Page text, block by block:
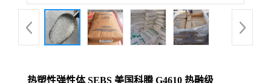
热塑性弹性体 SEBS 美国科腾 G4610 热融级